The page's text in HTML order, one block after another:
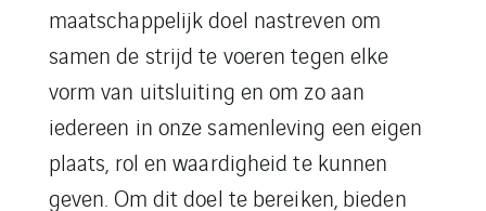
maatschappelijk doel nastreven om
samen de strijd te voeren tegen elke
vorm van uitsluiting en om zo aan
iedereen in onze samenleving een eigen
plaats, rol en waardigheid te kunnen
geven. Om dit doel te bereiken, bieden